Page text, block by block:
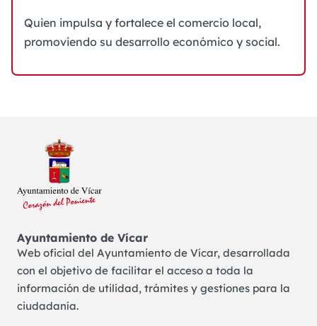
Quien impulsa y fortalece el comercio local,
promoviendo su desarrollo económico y social.
Ayuntamiento de Vícar
Web oficial del Ayuntamiento de Vícar, desarrollada
con el objetivo de facilitar el acceso a toda la
información de utilidad, trámites y gestiones para la
ciudadanía.